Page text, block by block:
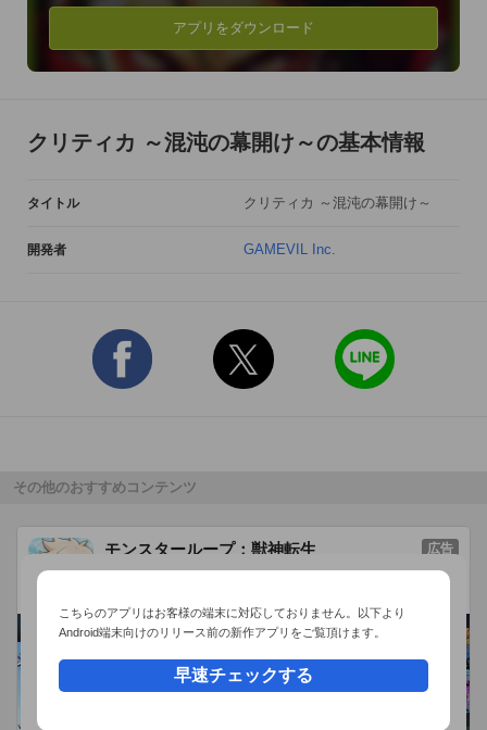
巨大な剣を軽々操るほど強力なパワーと
ド派手な必殺技で一騎当千！
華麗かつ豪快なコンボ攻撃が得意。
打撃のみでモンスターを一掃！
□対応機種□
対応端末：iPhone 4S 以上
対応OS：iOS 5.1 以上
All Rights Reserved. Published by GAMEVIL Inc.
※iOS、iPhoneはApple Inc.の商標です。
iPhone商標は、アイホン株式会社のライセンスに
基づき使用されています。
＊＊＊＊＊＊＊＊＊＊＊＊＊＊＊＊＊＊＊＊＊＊
----------------------------------------------------------------------
※一部の国では7/7に配信されておりますが、日本での配信は
7/17を予定
アプリをダウンロード
クリティカ ～混沌の幕開け～の基本情報
タイトル クリティカ ～混沌の幕開け～
開発者 GAMEVIL Inc.
その他のおすすめコンテンツ
モンスターループ：獣神転生
SuperNova Game
広告
こちらのアプリはお客様の端末に対応しておりません。以下より
Android端末向けのリリース前の新作アプリをご覧頂けます。
早速チェックする